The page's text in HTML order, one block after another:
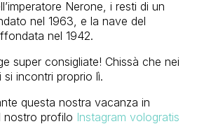
Nerone, i resti di un
nel 1963, e la nave del
nel 1942.
super consigliate! Chissà che nei
incontri proprio lì.
questa nostra vacanza in
nostro profilo Instagram vologratis